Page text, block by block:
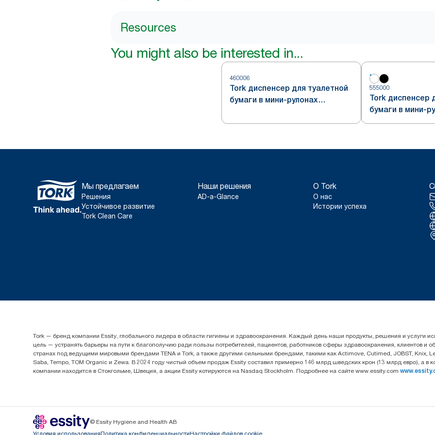
Resources
You might also be interested in...
460006
Tork диспенсер для туалетной
бумаги в мини-рулонах
система T2
555000
Tork диспенсер
бумаги в мини-
формата
Мы предлагаем
Решения
Устойчивое развитие
Tork Clean Care
Наши решения
AD-a-Glance
О Tork
О нас
Истории успеха
Tork — бренд компании Essity, глобального лидера в области гигиены и здравоохранения. Каждый день наши продукты, решения и услуги
цель — устранять барьеры на пути к благополучию ради пользы потребителей, пациентов, работников сферы здравоохранения, клиентов
странах под ведущими мировыми брендами TENA и Tork, а также другими сильными брендами, такими как Actimove, Cutimed, JOBST, Knix,
Saba, Tempo, TOM Organic и Zewa. В 2024 году чистый объем продаж Essity составил примерно 146 млрд шведских крон (13 млрд евро), а в
компании находится в Стокгольме, Швеция, а акции Essity котируются на Nasdaq Stockholm. Подробнее на сайте www.essity.com
© Essity Hygiene and Health AB
Условия использованияПолитика конфиденциальностиНастройки файлов cookie